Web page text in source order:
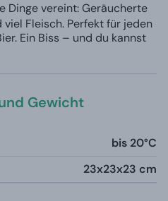
Dinge vereint: Geräucherte
Fleisch. Perfekt für jeden
Ein Biss – und du kannst
Gewicht
bis 20°C
23x23x23 cm